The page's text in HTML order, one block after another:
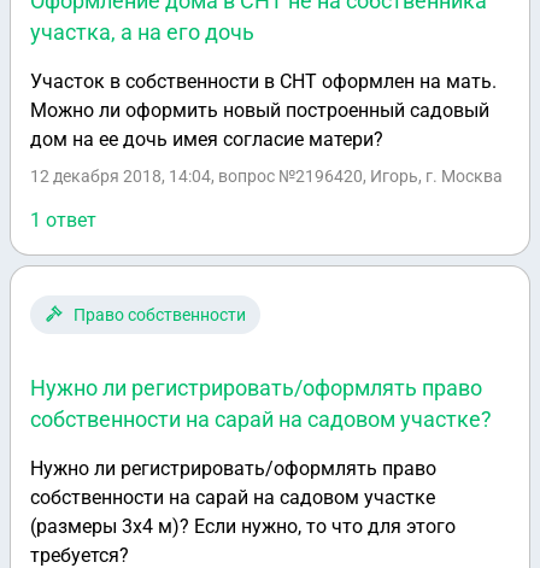
участка, а на его дочь
Участок в собственности в СНТ оформлен на мать.
Можно ли оформить новый построенный садовый
дом на ее дочь имея согласие матери?
12 декабря 2018, 14:04, вопрос №2196420, Игорь, г. Москва
1 ответ
Право собственности
Нужно ли регистрировать/оформлять право
собственности на сарай на садовом участке?
Нужно ли регистрировать/оформлять право
собственности на сарай на садовом участке
(размеры 3х4 м)? Если нужно, то что для этого
требуется?